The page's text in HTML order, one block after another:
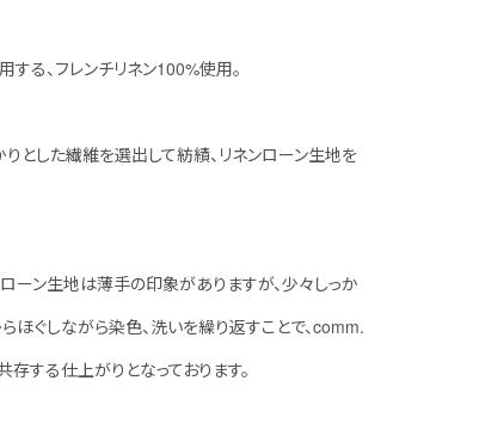
る、フレンチリネン100%使用。
とした繊維を選出して紡績、リネンローン生地を
ーン生地は薄手の印象がありますが、少々しっか
ほぐしながら染色、洗いを繰り返すことで、comm.
する仕上がりとなっております。